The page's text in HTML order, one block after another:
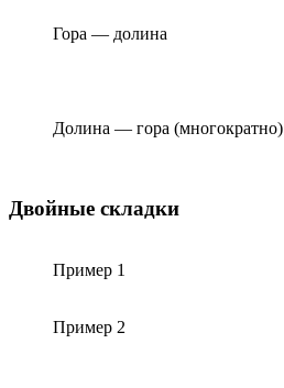
Гора — долина
Долина — гора (многократно)
Двойные складки
Пример 1
Пример 2